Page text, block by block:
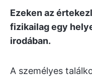
Ezeken az
fizikailag egy
irodában.
A személyes